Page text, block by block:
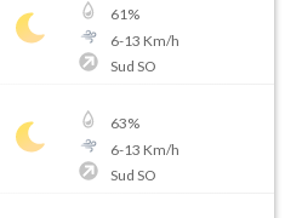
61%
6-13 Km/h
Sud SO
63%
6-13 Km/h
Sud SO